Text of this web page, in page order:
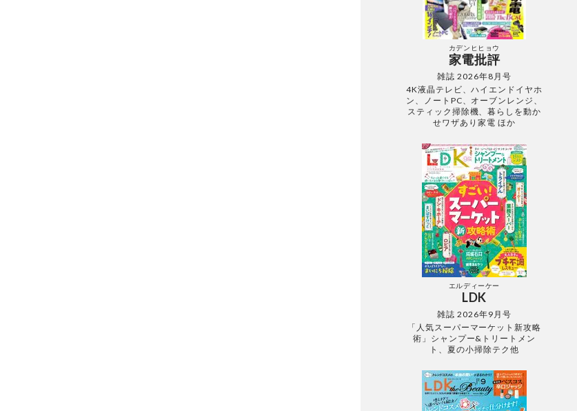
カデンヒヒョウ
家電批評
雑誌 2026年8月号
4K液晶テレビ、ハイエンドイヤホ
ン、ノートPC、オーブンレンジ、
スティック掃除機、暮らしを動か
せワザあり家電 ほか
エルディーケー
LDK
雑誌 2026年9月号
「人気スーパーマーケット新攻略
術」シャンプー&トリートメン
ト、夏の小掃除テク他